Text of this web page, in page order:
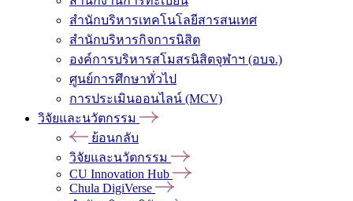
สำนักบริหารเทคโนโลยีสารสนเทศ
สำนักบริหารกิจการนิสิต
องค์การบริหารสโมสรนิสิตจุฬาฯ (อบจ.)
ศูนย์การศึกษาทั่วไป
การประเมินออนไลน์ (MCV)
วิจัยและนวัตกรรม
ย้อนกลับ
วิจัยและนวัตกรรม
CU Innovation Hub
Chula DigiVerse